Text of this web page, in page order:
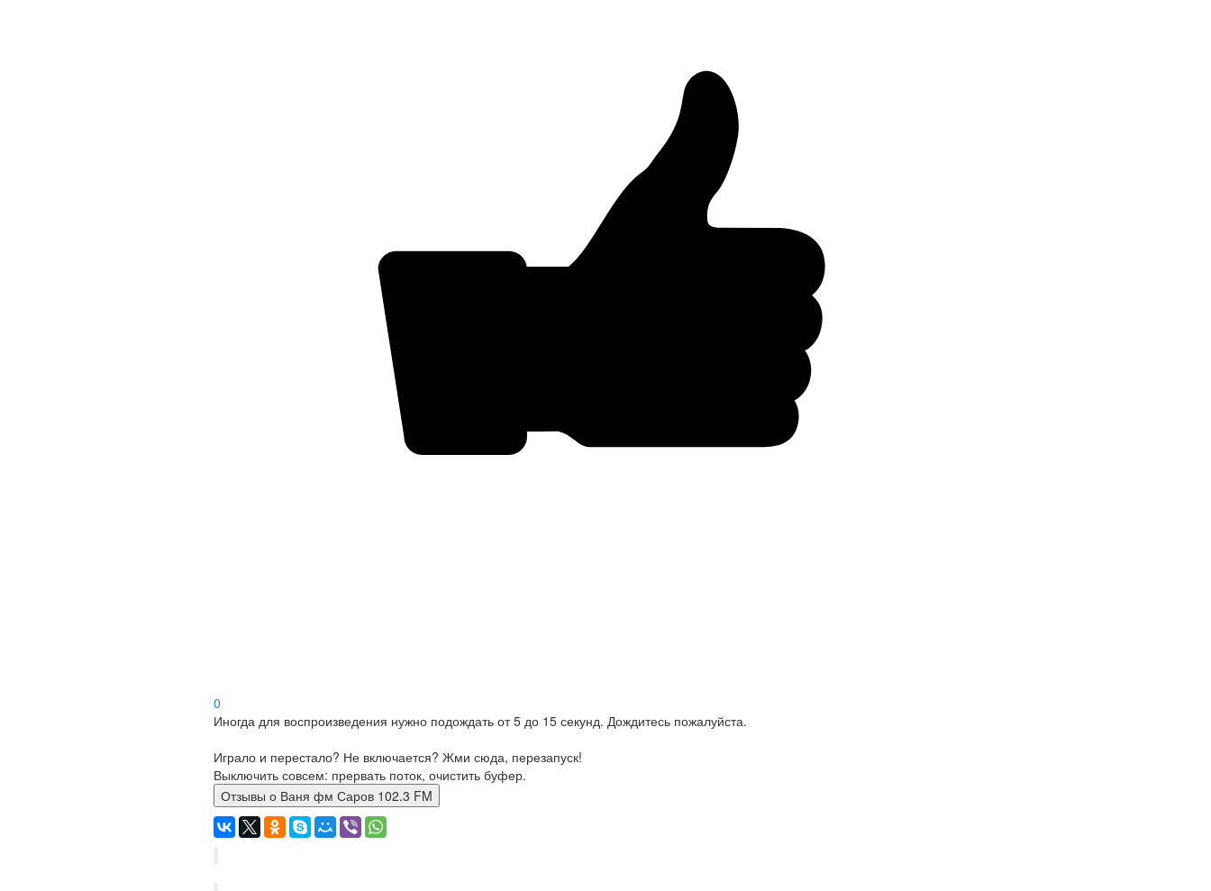
0
Иногда для воспроизведения нужно подождать от 5 до 15 секунд. Дождитесь пожалуйста.
Играло и перестало? Не включается? Жми сюда, перезапуск!
Выключить совсем: прервать поток, очистить буфер.
Отзывы о Ваня фм Саров 102.3 FM